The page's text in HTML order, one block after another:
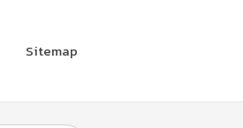
Sitemap